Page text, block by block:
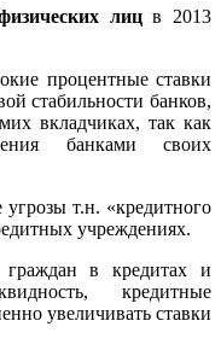
лицв 2013
процентные ставки
стабильности банков,
вкладчиках, так как
банками своих
т.н. «кредитного
учреждениях.
граждан в кредитах и
кредитные
увеличивать ставки